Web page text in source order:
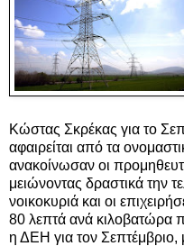
Κώστας Σκρέκας για το
αφαιρείται από τα
ανακοίνωσαν οι
μειώνοντας δραστικά την
νοικοκυριά και οι
80 λεπτά ανά κιλοβατώρα
η ΔΕΗ για τον Σεπτέμβριο,